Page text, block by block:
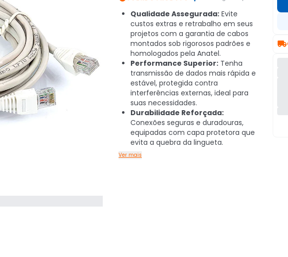
Qualidade Assegurada: Evite
custos extras e retrabalho em seus
projetos com a garantia de cabos
montados sob rigorosos padrões e
homologados pela Anatel.
Performance Superior: Tenha
transmissão de dados mais rápida e
estável, protegida contra
interferências externas, ideal para
suas necessidades.
Durabilidade Reforçada:
Conexões seguras e duradouras,
equipadas com capa protetora que
evita a quebra da lingueta.
Ver mais
